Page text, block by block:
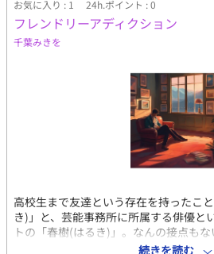
お気に入り : 1 24h.ポイント : 0
フレンドリーアディクション
千葉みきを
高校生まで友達という存在を持ったこ
き)」と、芸能事務所に所属する俳優と
トの「春樹(はるき)」。なんの接点も
が、ある日、「車」という共通の趣味
続きを読む